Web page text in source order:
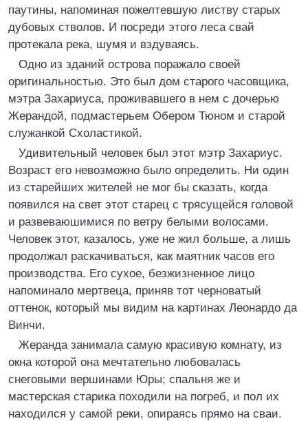
паутины, напоминая пожелтевшую листву старых
дубовых стволов. И посреди этого леса свай
протекала река, шумя и вздуваясь.
Одно из зданий острова поражало своей
оригинальностью. Это был дом старого часовщика,
мэтра Захариуса, проживавшего в нем с дочерью
Жерандой, подмастерьем Обером Тюном и старой
служанкой Схоластикой.
Удивительный человек был этот мэтр Захариус.
Возраст его невозможно было определить. Ни один
из старейших жителей не мог бы сказать, когда
появился на свет этот старец с трясущейся головой
и развеваюшимися по ветру белыми волосами.
Человек этот, казалось, уже не жил больше, а лишь
продолжал раскачиваться, как маятник часов его
производства. Его сухое, безжизненное лицо
напоминало мертвеца, приняв тот черноватый
оттенок, который мы видим на картинах Леонардо да
Винчи.
Жеранда занимала самую красивую комнату, из
окна которой она мечтательно любовалась
снеговыми вершинами Юры; спальня же и
мастерская старика походили на погреб, и пол их
находился у самой реки, опираясь прямо на сваи.